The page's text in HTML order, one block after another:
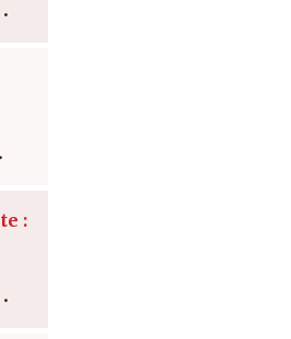
: